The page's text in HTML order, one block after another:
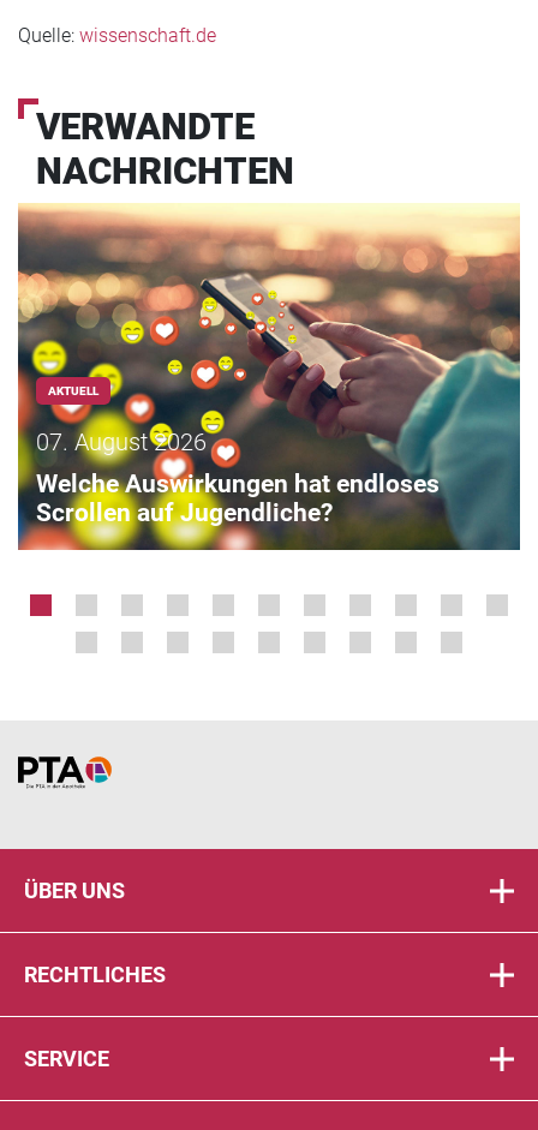
Quelle: wissenschaft.de
VERWANDTE
NACHRICHTEN
AKTUELL
07. August 2026
Welche Auswirkungen hat endloses
Scrollen auf Jugendliche?
Home
ÜBER UNS
RECHTLICHES
SERVICE